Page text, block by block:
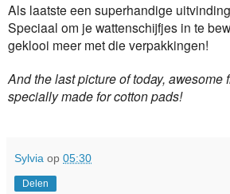
Als laatste een superhandige
Speciaal om je wattenschijfjes in te
geklooi meer met die verpakkingen!
And the last picture of today, awesome
specially made for cotton pads!
Sylvia op 05:30
Delen